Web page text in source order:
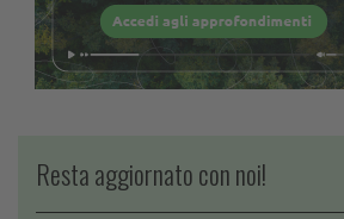
Resta aggiornato con noi!